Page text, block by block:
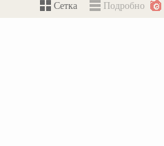
Сетка Подробно